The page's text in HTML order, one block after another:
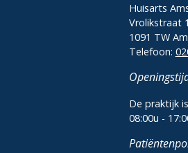
Huisarts
Vrolikstraat
1091 TW
Telefoon:
De praktijk
08:00u -